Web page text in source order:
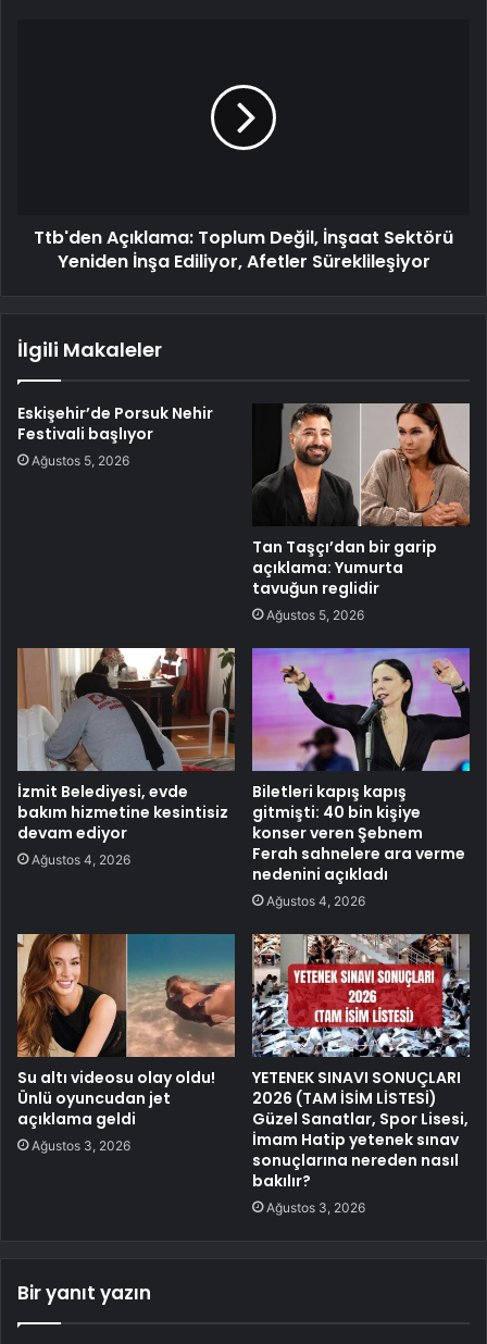
Ttb'den Açıklama: Toplum Değil, İnşaat Sektörü
Yeniden İnşa Ediliyor, Afetler Süreklileşiyor
İlgili Makaleler
Eskişehir’de Porsuk Nehir
Festivali başlıyor
Ağustos 5, 2026
Tan Taşçı’dan bir garip
açıklama: Yumurta
tavuğun reglidir
Ağustos 5, 2026
İzmit Belediyesi, evde
bakım hizmetine kesintisiz
devam ediyor
Ağustos 4, 2026
Biletleri kapış kapış
gitmişti: 40 bin kişiye
konser veren Şebnem
Ferah sahnelere ara verme
nedenini açıkladı
Ağustos 4, 2026
Su altı videosu olay oldu!
Ünlü oyuncudan jet
açıklama geldi
Ağustos 3, 2026
YETENEK SINAVI SONUÇLARI
2026 (TAM İSİM LİSTESİ)
Güzel Sanatlar, Spor Lisesi,
İmam Hatip yetenek sınav
sonuçlarına nereden nasıl
bakılır?
Ağustos 3, 2026
Bir yanıt yazın